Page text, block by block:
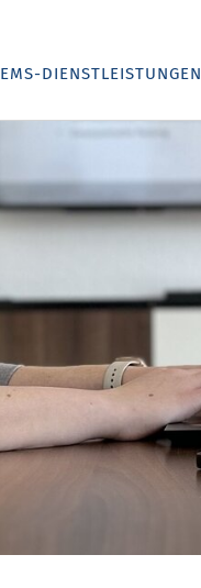
EMS-DIENSTLEISTUNGEN